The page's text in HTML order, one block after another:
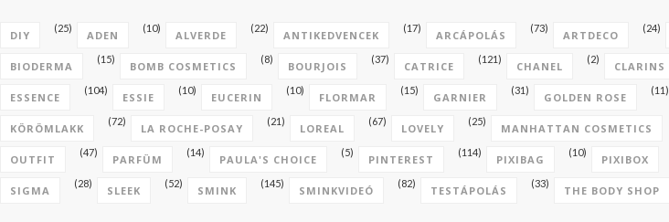
DIY
(25)
ADEN
(10)
ALVERDE
(22)
ANTIKEDVENCEK
(17)
ARCÁPOLÁS
(73)
ARTDECO
(24)
BIODERMA
(15)
BOMB COSMETICS
(8)
BOURJOIS
(37)
CATRICE
(121)
CHANEL
(2)
CLARINS
ESSENCE
(104)
ESSIE
(10)
EUCERIN
(10)
FLORMAR
(15)
GARNIER
(31)
GOLDEN ROSE
(11)
KÖRÖMLAKK
(72)
LA ROCHE-POSAY
(21)
LOREAL
(67)
LOVELY
(25)
MANHATTAN COSMETICS
OUTFIT
(47)
PARFÜM
(14)
PAULA'S CHOICE
(5)
PINTEREST
(114)
PIXIBAG
(10)
PIXIBOX
SIGMA
(28)
SLEEK
(52)
SMINK
(145)
SMINKVIDEÓ
(82)
TESTÁPOLÁS
(33)
THE BODY SHOP